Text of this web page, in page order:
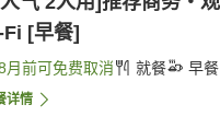
Fi [早餐]
月前可免费取消 就餐 早餐
详情